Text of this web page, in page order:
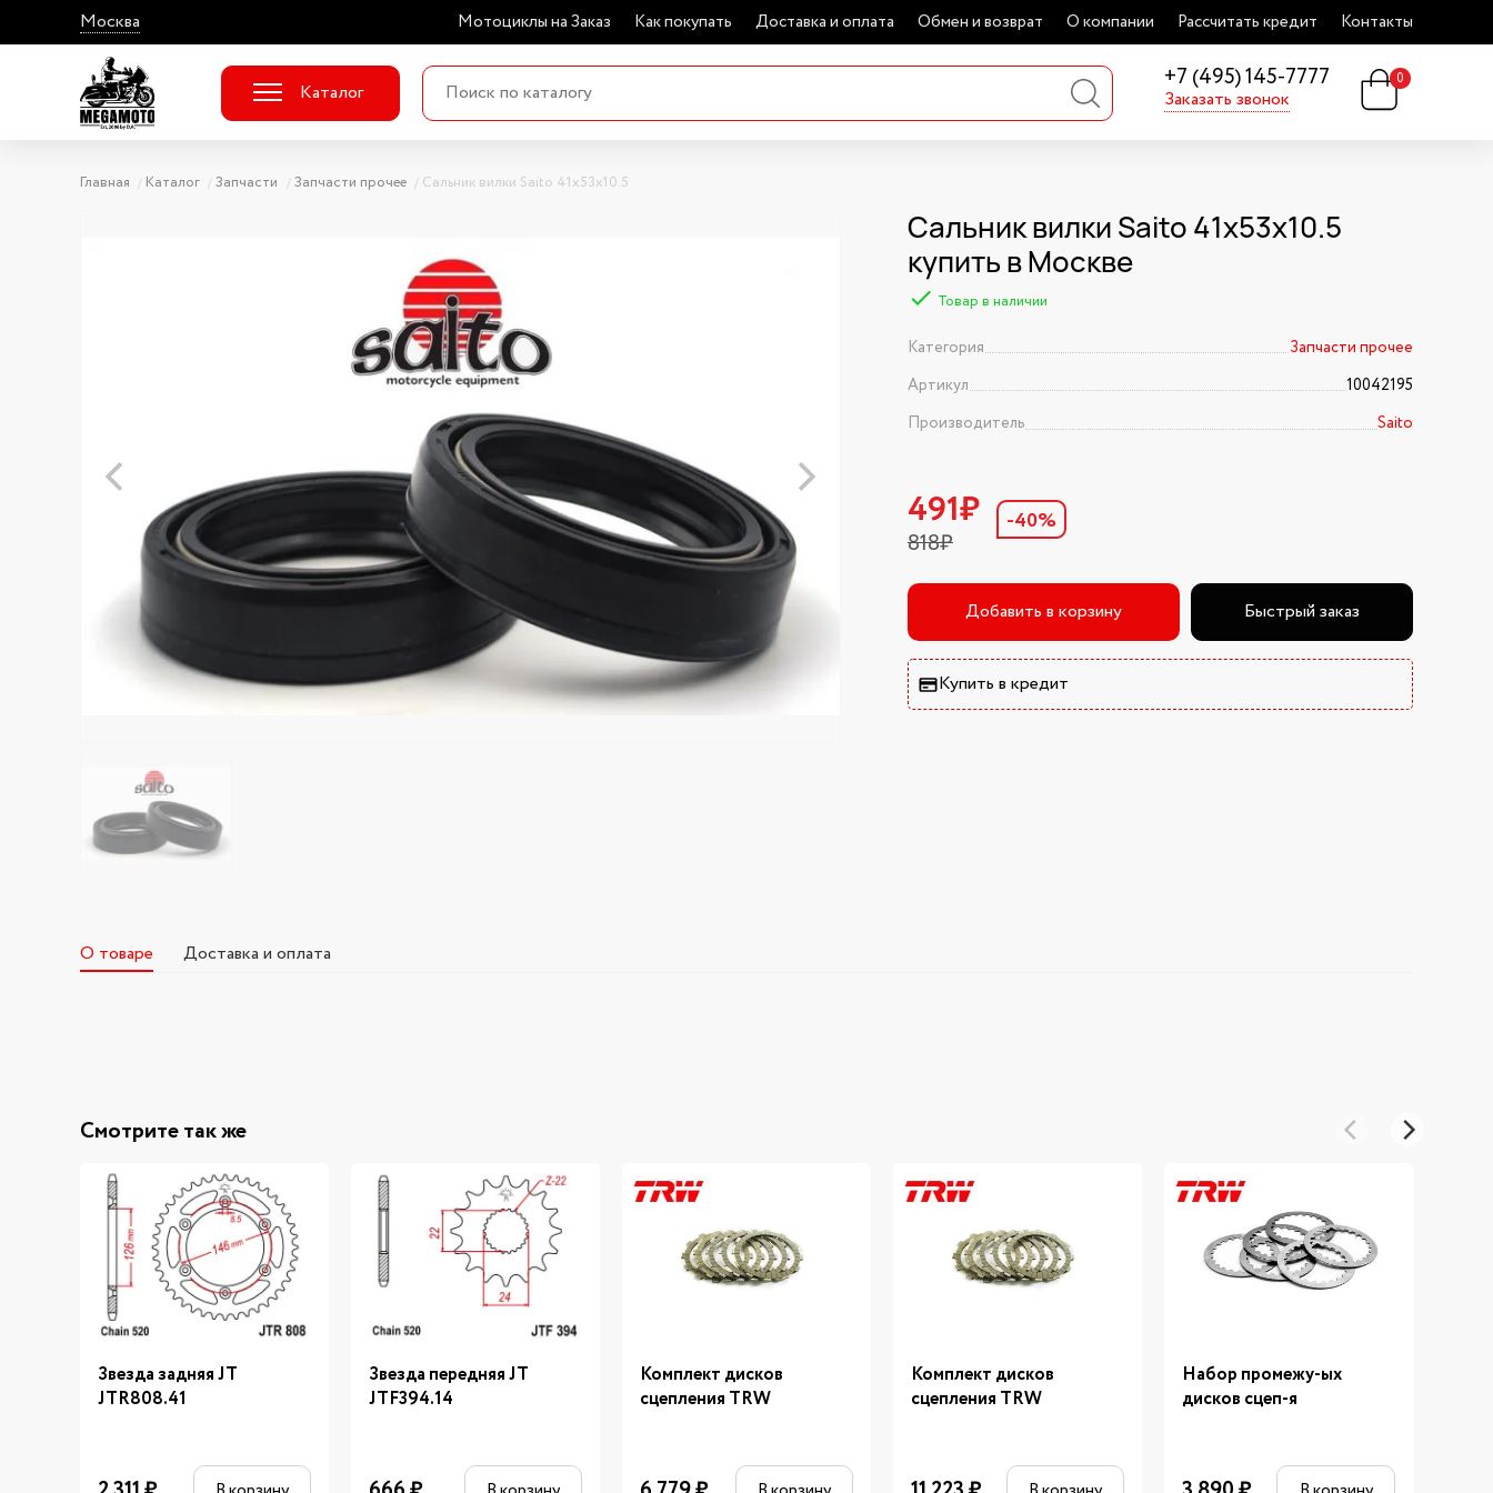
Москва Мотоциклы на Заказ Как покупать Доставка и оплата Обмен и возврат О компании Рассчитать кредит Контакты
+7 (495) 145-7777
Заказать звонок
Каталог
0
Главная Каталог Запчасти Запчасти прочее Сальник вилки Saito 41х53х10.5
Сальник вилки Saito 41х53х10.5
купить в Москве
Товар в наличии
Категория
Запчасти прочее
Артикул
10042195
Производитель
Saito
491₽
818₽
-40%
Добавить в корзину Быстрый заказ
Купить в кредит
О товаре Доставка и оплата
Смотрите так же
Звезда задняя JT
JTR808.41
Звезда передняя JT
JTF394.14
Комплект дисков
сцепления TRW
Комплект дисков
сцепления TRW
Набор промежу-ых
дисков сцеп-я